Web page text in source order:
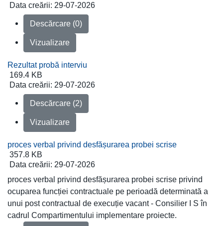
Data creării: 29-07-2026
Descărcare (0)
Vizualizare
Rezultat probă interviu
169.4 KB
Data creării: 29-07-2026
Descărcare (2)
Vizualizare
proces verbal privind desfășurarea probei scrise
357.8 KB
Data creării: 29-07-2026
proces verbal privind desfășurarea probei scrise privind
ocuparea funcției contractuale pe perioadă determinată a
unui post contractual de execuție vacant - Consilier I S în
cadrul Compartimentului implementare proiecte.